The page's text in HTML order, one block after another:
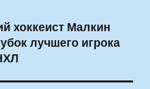
хоккеист Малкин
лучшего игрока